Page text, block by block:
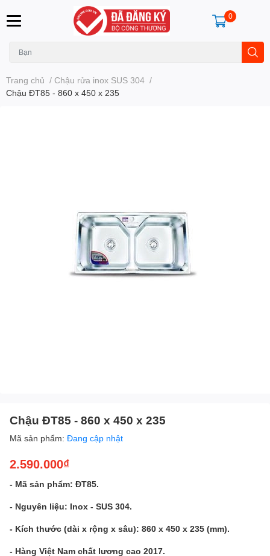
0
Trang chủ / Chậu rửa inox SUS 304 /
Chậu ĐT85 - 860 x 450 x 235
Chậu ĐT85 - 860 x 450 x 235
Mã sản phẩm: Đang cập nhật
2.590.000₫
- Mã sản phẩm: ĐT85.
- Nguyên liệu: Inox - SUS 304.
- Kích thước (dài x rộng x sâu): 860 x 450 x 235 (mm).
- Hàng Việt Nam chất lương cao 2017.